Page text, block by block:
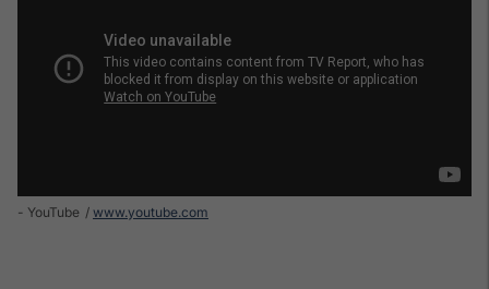
- YouTube www.youtube.com